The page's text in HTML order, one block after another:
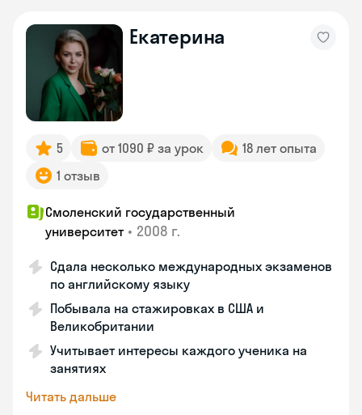
Екатерина
5 от 1090 ₽ за урок
18 лет опыта
1 отзыв
Смоленский государственный
университет • 2008 г.
Сдала несколько международных экзаменов
по английскому языку
Побывала на стажировках в США и
Великобритании
Учитывает интересы каждого ученика на
занятиях
Читать дальше